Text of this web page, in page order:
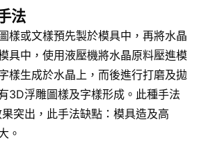
法
樣或文樣預先製於模具中，再將水晶
具中，使用液壓機將水晶原料壓進模
樣生成於水晶上，而後進行打磨及拋
3D浮雕圖樣及字樣形成。此種手法
突出，此手法缺點：模具造及高
。